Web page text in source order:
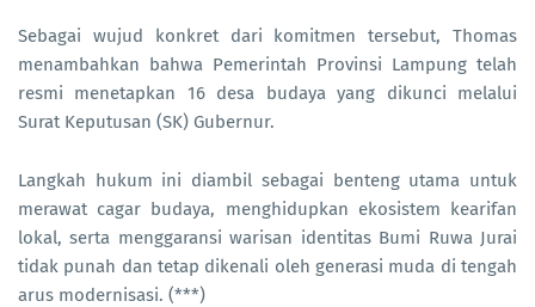
Sebagai wujud konkret dari komitmen tersebut, Thomas
menambahkan bahwa Pemerintah Provinsi Lampung telah
resmi menetapkan 16 desa budaya yang dikunci melalui
Surat Keputusan (SK) Gubernur.
Langkah hukum ini diambil sebagai benteng utama untuk
merawat cagar budaya, menghidupkan ekosistem kearifan
lokal, serta menggaransi warisan identitas Bumi Ruwa Jurai
tidak punah dan tetap dikenali oleh generasi muda di tengah
arus modernisasi. (***)